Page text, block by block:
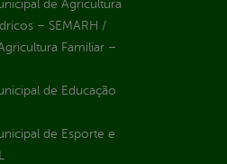
de Agricultura
– SEMARH /
Familiar –
de Educação
de Esporte e